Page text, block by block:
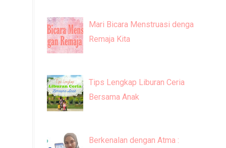
Mari Bicara Menstruasi dengan
Remaja Kita
Tips Lengkap Liburan Ceria
Bersama Anak
Berkenalan dengan Atma :